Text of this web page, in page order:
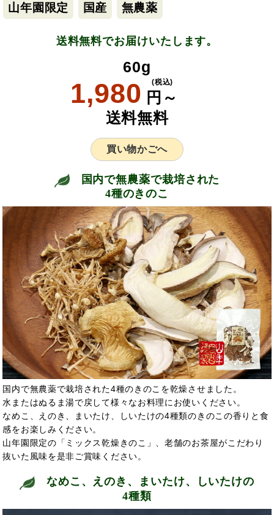
山年園限定 国産 無農薬
送料無料でお届けいたします。
60g
1,980 円～
(税込)
送料無料
買い物かごへ
国内で無農薬で栽培された
4種のきのこ
国内で無農薬で栽培された4種のきのこを乾燥させました。
水またはぬるま湯で戻して様々なお料理にお使いください。
なめこ、えのき、まいたけ、しいたけの4種類のきのこの香りと食
感をお楽しみください。
山年園限定の「ミックス乾燥きのこ」、老舗のお茶屋がこだわり
抜いた風味を是非ご賞味ください。
なめこ、えのき、まいたけ、しいたけの
4種類